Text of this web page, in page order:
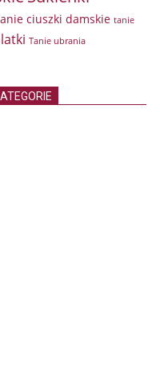
ciuszki damskie tanie
Tanie ubrania